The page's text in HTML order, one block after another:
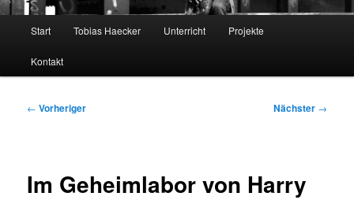
Start Tobias Haecker Unterricht Projekte
Kontakt
Beitragsnavigation
← Vorheriger Nächster →
Im Geheimlabor von Harry